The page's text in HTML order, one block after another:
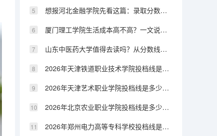
想报河北金融学院先看这篇：录取分数、王牌专业与校园环境
厦门理工学院生活成本高不高？一文说清住宿、食堂与周边配套
山东中医药大学值得去读吗？从分数线到就业率的客观分析
2026年天津铁道职业技术学院投档线是多少？分数线、费用与入学攻略
2026年天津艺术职业学院投档线是多少？分数线、费用与入学攻略
2026年北京农业职业学院投档线是多少？分数线、费用与入学攻略
2026年郑州电力高等专科学校投档线是多少？分数线、费用与入学攻略